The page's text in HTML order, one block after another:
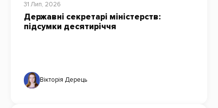
31 Лип, 2026
Державні секретарі міністерств:
підсумки десятиріччя
Вікторія Дерець